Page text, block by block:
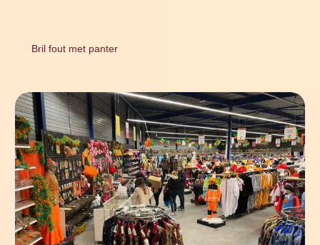
Bril fout met panter